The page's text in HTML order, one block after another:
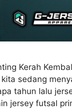
Kerah
sedang
tahun lalu
jersey futsal